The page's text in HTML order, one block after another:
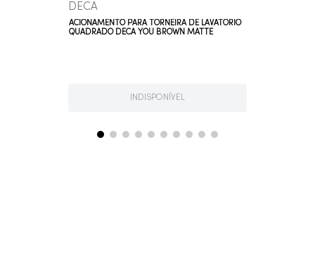
DECA
ACIONAMENTO PARA TORNEIRA DE LAVATÓRIO
QUADRADO DECA YOU BROWN MATTE
INDISPONÍVEL